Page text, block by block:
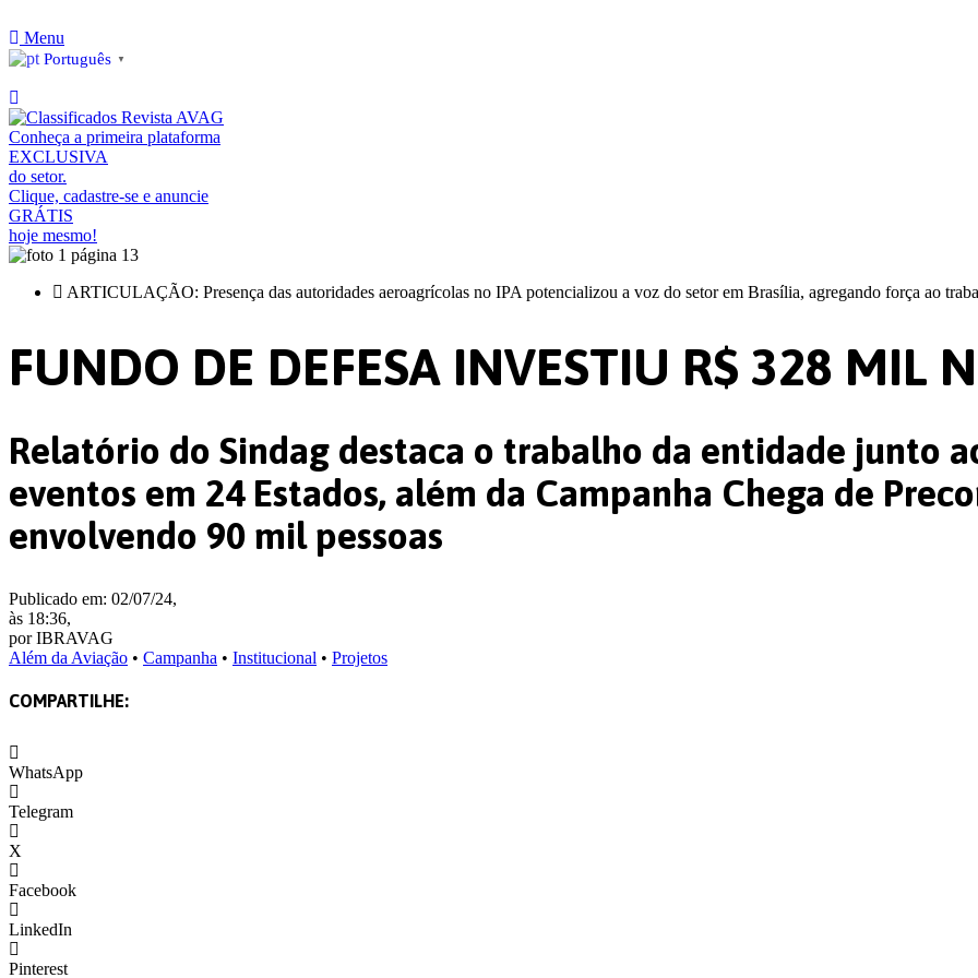
para
o
Menu
Português ▼
Conheça a primeira plataforma
EXCLUSIVA
do setor.
Clique, cadastre-se e anuncie
GRÁTIS
hoje mesmo!
ARTICULAÇÃO: Presença das autoridades aeroagrícolas no IPA potencializou a voz do setor em Brasília, agregando força ao
FUNDO DE DEFESA INVESTIU R$ 328 MIL
Relatório do Sindag destaca o trabalho da entidade junto
eventos em 24 Estados, além da Campanha Chega de
envolvendo 90 mil pessoas
Publicado em: 02/07/24,
às 18:36,
por IBRAVAG
Além da Aviação • Campanha • Institucional • Projetos
COMPARTILHE:
WhatsApp
Telegram
X
Facebook
LinkedIn
Pinterest